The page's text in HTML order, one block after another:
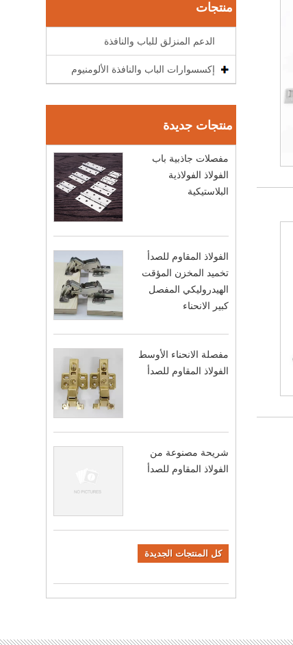
منتجات
الدعم المنزلق للباب والنافذة
إكسسوارات الباب والنافذة الألومنيوم
منتجات جديدة
مفصلات جاذبية باب
الفولاذ الفولاذية
البلاستيكية
الفولاذ المقاوم للصدأ
تخميد المخزن المؤقت
الهيدروليكي المفصل
كبير الانحناء
مفصلة الانحناء الأوسط
الفولاذ المقاوم للصدأ
شريحة مصنوعة من
الفولاذ المقاوم للصدأ
كل المنتجات الجديدة